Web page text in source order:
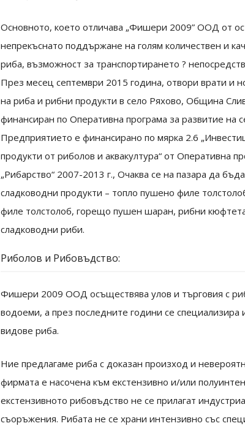
Основното, което отличава „Фишери 2009” ООД от
непрекъснато поддържане на голям количествен и
риба, възможност за транспортирането ?
През месец септември 2015 година, отвори врати и
на риба и рибни продукти в село Ряхово, Община
финансиран по Оперативна програма за развитие на
Предприятието е финансирано по мярка 2.6
продукти от риболов и аквакултура“ от Оперативна
„Рибарство“ 2007-2013 г., Очаква се на пазара да
сладководни продукти – топло пушено филе
филе толстолоб, горещо пушен шаран, рибни
сладководни риби.
Риболов и Рибовъдство:
Фишери 2009 ООД осъществява улов и търговия с
водоеми, а през последните години се специализира
видове риба.
Ние предлагаме риба с доказан произход и
фирмата е насочена към екстензивно и/или
екстензивното рибовъдство не се прилагат
съоръжения. Рибата не се храни интензивно със